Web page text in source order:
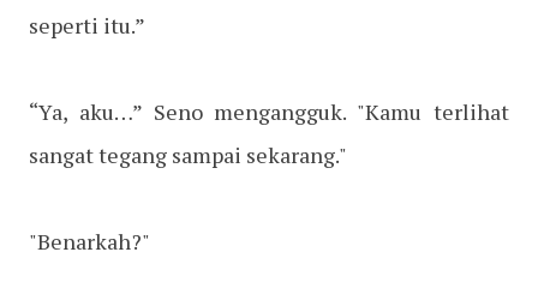
seperti itu.”
“Ya, aku…” Seno mengangguk. "Kamu terlihat
sangat tegang sampai sekarang."
"Benarkah?"